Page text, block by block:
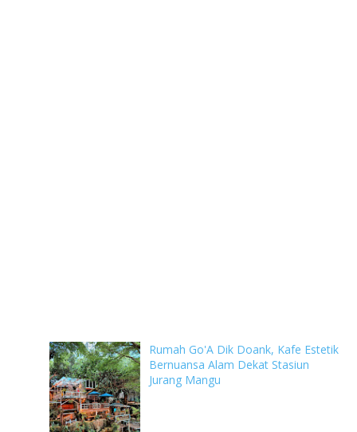
Rumah Go'A Dik Doank, Kafe Estetik
Bernuansa Alam Dekat Stasiun
Jurang Mangu